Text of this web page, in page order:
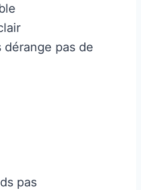
dérange pas de
pas